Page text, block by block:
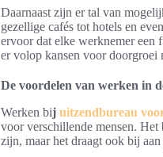
Daarnaast zijn er tal van
gezellige cafés tot hotels en
ervoor dat elke werknemer een
er volop kansen voor doorgroei
De voordelen van werken in
Werken bij uitzendbureau
voor verschillende mensen.
zijn, maar het draagt ook bij